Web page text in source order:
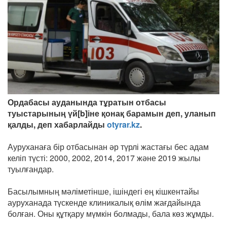
Ордабасы ауданында тұратын отбасы
туыстарының үй[b]іне қонақ барамын деп, уланып
қалды, деп хабарлайды otyrar.kz.
Ауруханаға бір отбасынан әр түрлі жастағы бес адам
келіп түсті: 2000, 2002, 2014, 2017 және 2019 жылы
туылғандар.
Басылымның мәліметінше, ішіндегі ең кішкентайы
ауруханада түскенде клиникалық өлім жағдайында
болған. Оны құтқару мүмкін болмады, бала көз жұмды.